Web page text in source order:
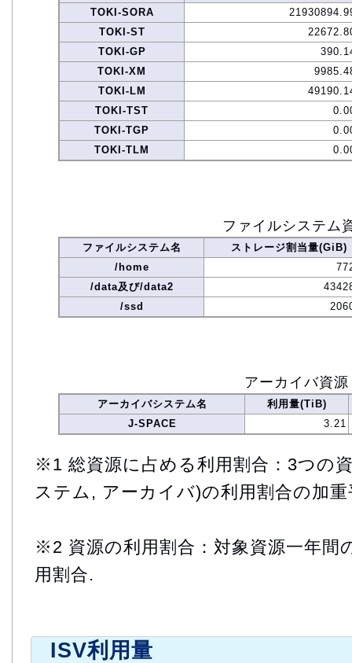
TOKI-SORA
TOKI-ST
TOKI-GP
TOKI-XM
TOKI-LM
TOKI-TST
TOKI-TGP
TOKI-TLM
ファイルシステム
ファイルシステム名
ストレージ割当量(GiB)
/home
/data及び/data2
/ssd
アーカイバ資源
アーカイバシステム名
利用量(TiB)
J-SPACE
3.21
※1 総資源に占める利用割合：3つの
ステム, アーカイバ)の利用割合の加重
※2 資源の利用割合：対象資源一年間
用割合.
ISV利用量